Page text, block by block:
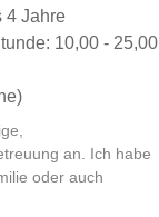
4 Jahre
10,00 - 25,00
an. Ich habe
oder auch